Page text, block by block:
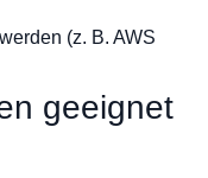
(z. B. AWS
geeignet